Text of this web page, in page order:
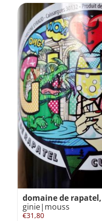
domaine de
ginie|mouss
€31,80